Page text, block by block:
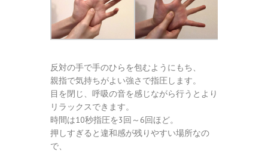
反対の手で手のひらを包むようにもち、
親指で気持ちがよい強さで指圧します。
目を閉じ、呼吸の音を感じながら行うとより
リラックスできます。
時間は10秒指圧を3回～6回ほど。
押しすぎると違和感が残りやすい場所なの
で、